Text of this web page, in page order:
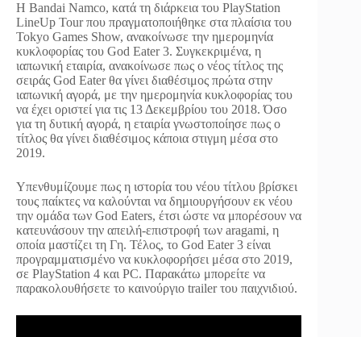
Η Bandai Namco, κατά τη διάρκεια του PlayStation
LineUp Tour που πραγματοποιήθηκε στα πλαίσια του
Tokyo Games Show, ανακοίνωσε την ημερομηνία
κυκλοφορίας του God Eater 3. Συγκεκριμένα, η
ιαπωνική εταιρία, ανακοίνωσε πως ο νέος τίτλος της
σειράς God Eater θα γίνει διαθέσιμος πρώτα στην
ιαπωνική αγορά, με την ημερομηνία κυκλοφορίας του
να έχει οριστεί για τις 13 Δεκεμβρίου του 2018. Όσο
για τη δυτική αγορά, η εταιρία γνωστοποίησε πως ο
τίτλος θα γίνει διαθέσιμος κάποια στιγμη μέσα στο
2019.
Υπενθυμίζουμε πως η ιστορία του νέου τίτλου βρίσκει
τους παίκτες να καλούνται να δημιουργήσουν εκ νέου
την ομάδα των God Eaters, έτσι ώστε να μπορέσουν να
κατευνάσουν την απειλή-επιστροφή των aragami, η
οποία μαστίζει τη Γη. Τέλος, το God Eater 3 είναι
προγραμματισμένο να κυκλοφορήσει μέσα στο 2019,
σε PlayStation 4 και PC. Παρακάτω μπορείτε να
παρακολουθήσετε το καινούργιο trailer του παιχνιδιού.